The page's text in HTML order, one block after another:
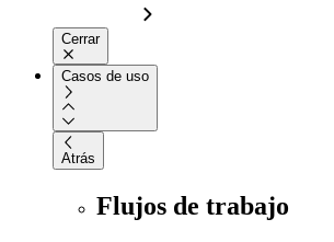
Cerrar
Casos de uso
Atrás
Flujos de trabajo